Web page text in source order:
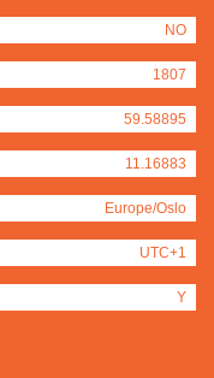
NO
1807
59.58895
11.16883
Europe/Oslo
UTC+1
Y